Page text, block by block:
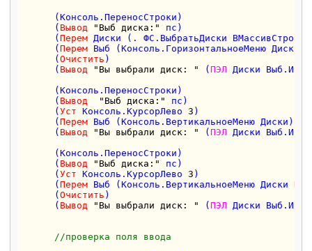
      (Консоль.ПереносСтроки)
      (
Вывод "Выб диска:"
пс)
      (
Перем Диски (. ФС.ВыбратьДиски ВМассивСтрок))
      (
Перем Выб (Консоль.ГоризонтальноеМеню Диски))
      (
Очистить )
      (
Вывод "Вы выбрали диск: " (ПЭЛ Диски
      (Консоль.ПереносСтроки)
      (
Вывод "Выб диска:"
пс)
      (
Уст Консоль.КурсорЛево 3 )
      (
Перем Выб (Консоль.ВертикальноеМеню Диски))
      (
Вывод "Вы выбрали диск: " (ПЭЛ Диски
      (Консоль.ПереносСтроки)
      (
Вывод "Выб диска:"
пс)
      (
Уст Консоль.КурсорЛево 3 )
      (
Перем Выб (Консоль.ВертикальноеМеню Диски
      (
Очистить )
      (
Вывод "Вы выбрали диск: " (ПЭЛ Диски
//проверка поля ввода